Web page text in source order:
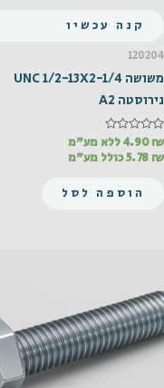
קנה עכשיו
120204
משושה UNC 1/2-13X2-1/4
נירוסטה A2
דורג
מתוך
4.90₪
ללא מע"מ
5.78 ₪ כולל מע"מ
הוספה לסל